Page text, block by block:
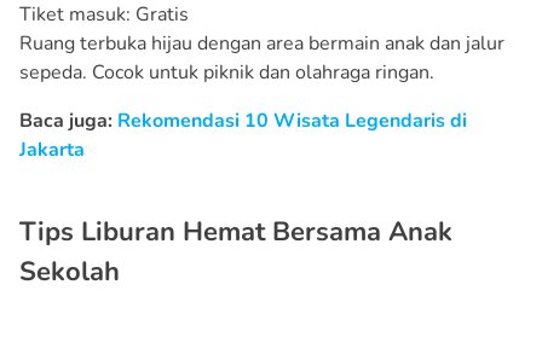
Tiket masuk: Gratis
Ruang terbuka hijau dengan area bermain anak dan jalur
sepeda. Cocok untuk piknik dan olahraga ringan.
Baca juga: Rekomendasi 10 Wisata Legendaris di
Jakarta
Tips Liburan Hemat Bersama Anak
Sekolah